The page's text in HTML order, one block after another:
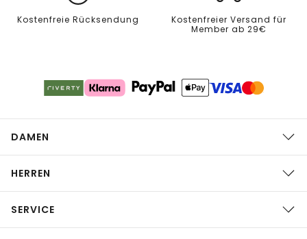
Kostenfreie Rücksendung
Kostenfreier Versand für
Member ab 29€
DAMEN
HERREN
SERVICE